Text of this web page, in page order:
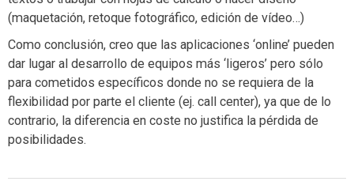
(maquetación, retoque fotográfico, edición de vídeo…)
Como conclusión, creo que las aplicaciones ‘online’ pueden
dar lugar al desarrollo de equipos más ‘ligeros’ pero sólo
para cometidos específicos donde no se requiera de la
flexibilidad por parte el cliente (ej. call center), ya que de lo
contrario, la diferencia en coste no justifica la pérdida de
posibilidades.